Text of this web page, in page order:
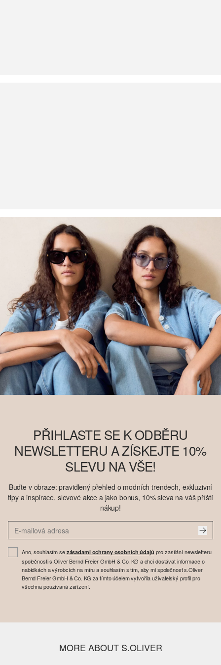
PŘIHLASTE SE K ODBĚRU
NEWSLETTERU A ZÍSKEJTE 10%
SLEVU NA VŠE!
Buďte v obraze: pravidlený přehled o modních trendech, exkluzivní
tipy a inspirace, slevové akce a jako bonus, 10% sleva na váš příští
nákup!
Ano, souhlasím se zásadami ochrany osobních údajů pro zasílání newsletteru
společnosti s.Oliver Bernd Freier GmbH & Co. KG a chci dostávat informace o
nabídkách a výrobcích na míru a souhlasím s tím, aby mi společnost s.Oliver
Bernd Freier GmbH & Co. KG za tímto účelem vytvořila uživatelský profil pro
všechna používaná zařízení.
MORE ABOUT S.OLIVER